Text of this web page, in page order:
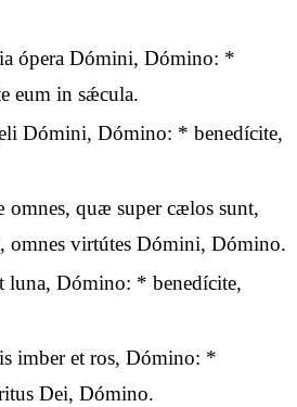
ópera Dómini, Dómino: *
eum in sǽcula.
Dómini, Dómino: * benedícite,
omnes, quæ super cælos sunt,
omnes virtútes Dómini, Dómino.
luna, Dómino: * benedícite,
imber et ros, Dómino: *
Dei, Dómino.